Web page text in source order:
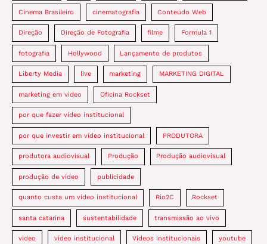
Cinema Brasileiro cinematografia Conteúdo Web
Direção Direção de Fotografia filme Formula 1
fotografia Hollywood Lançamento de produtos
Liberty Media live marketing MARKETING DIGITAL
marketing em video Oficina Rockset
por que fazer vídeo institucional
por que investir em vídeo institucional PRODUTORA
produtora audiovisual Produção Produção audiovisual
produção de vídeo publicidade
quanto custa um vídeo institucional Rio2C Rockset
santa catarina sustentabilidade transmissão ao vivo
video vídeo institucional Vídeos institucionais youtube